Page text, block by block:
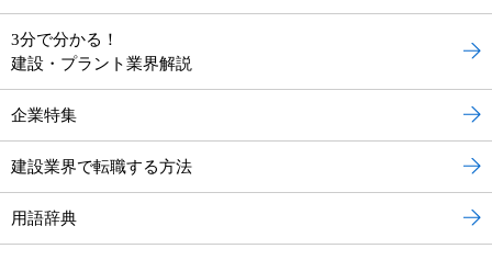
3分で分かる！
建設・プラント業界解説
企業特集
建設業界で転職する方法
用語辞典